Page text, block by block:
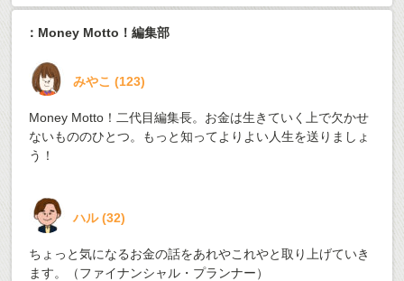
：Money Motto！編集部
みやこ(123)
Money Motto！二代目編集長。お金は生きていく上で欠かせ
ないもののひとつ。もっと知ってよりよい人生を送りましょ
う！
ハル(32)
ちょっと気になるお金の話をあれやこれやと取り上げていき
ます。（ファイナンシャル・プランナー）